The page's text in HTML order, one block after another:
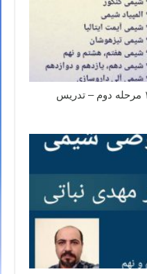
حل سوال ۹۶ کنکور تجربی ۱۴۰۳ مرحله دوم – تدریس